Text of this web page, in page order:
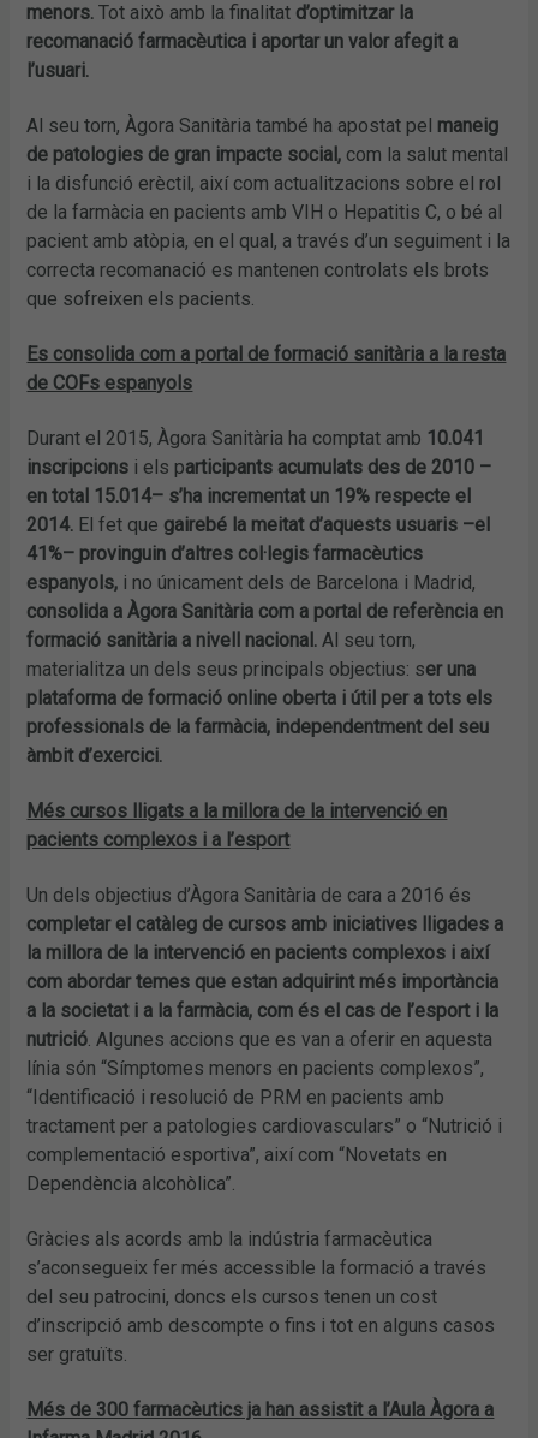
menors.Tot això amb la finalitat d’optimitzar la
recomanació farmacèutica i aportar un valor afegit a
l’usuari.
Al seu torn, Àgora Sanitària també ha apostat pel maneig
de patologies de gran impacte social, com la salut mental
i la disfunció erèctil, així com actualitzacions sobre el rol
de la farmàcia en pacients amb VIH o Hepatitis C, o bé al
pacient amb atòpia, en el qual, a través d’un seguiment i la
correcta recomanació es mantenen controlats els brots
que sofreixen els pacients.
Es consolida com a portal de formació sanitària a la resta
de COFs espanyols
Durant el 2015, Àgora Sanitària ha comptat amb 10.041
inscripcions i els participants acumulats des de 2010 –
en total 15.014– s’ha incrementat un 19% respecte el
2014. El fet que gairebé la meitat d’aquests usuaris –el
41%– provinguin d’altres col·legis farmacèutics
espanyols, i no únicament dels de Barcelona i Madrid,
consolida a Àgora Sanitària com a portal de referència en
formació sanitària a nivell nacional.Al seu torn,
materialitza un dels seus principals objectius: ser una
plataforma de formació online oberta i útil per a tots els
professionals de la farmàcia, independentment del seu
àmbit d’exercici.
Més cursos lligats a la millora de la intervenció en
pacients complexos i a l’esport
Un dels objectius d’Àgora Sanitària de cara a 2016 és
completar el catàleg de cursos amb iniciatives lligades a
la millora de la intervenció en pacients complexos i així
com abordar temes que estan adquirint més importància
a la societat i a la farmàcia, com és el cas de l’esport i la
nutrició . Algunes accions que es van a oferir en aquesta
línia són “Símptomes menors en pacients complexos”,
“Identificació i resolució de PRM en pacients amb
tractament per a patologies cardiovasculars” o “Nutrició i
complementació esportiva”, així com “Novetats en
Dependència alcohòlica”.
Gràcies als acords amb la indústria farmacèutica
s’aconsegueix fer més accessible la formació a través
del seu patrocini, doncs els cursos tenen un cost
d’inscripció amb descompte o fins i tot en alguns casos
ser gratuïts.
Més de 300 farmacèutics ja han assistit a l’Aula Àgora a